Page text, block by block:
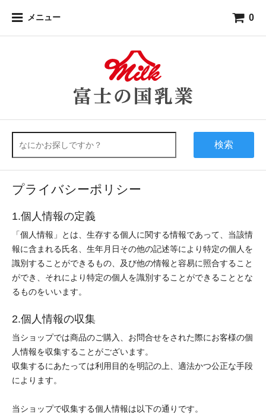
メニュー 0
検索
プライバシーポリシー
1.個人情報の定義
「個人情報」とは、生存する個人に関する情報であって、当該情
報に含まれる氏名、生年月日その他の記述等により特定の個人を
識別することができるもの、及び他の情報と容易に照合すること
ができ、それにより特定の個人を識別することができることとな
るものをいいます。
2.個人情報の収集
当ショップでは商品のご購入、お問合せをされた際にお客様の個
人情報を収集することがございます。
収集するにあたっては利用目的を明記の上、適法かつ公正な手段
によります。
当ショップで収集する個人情報は以下の通りです。